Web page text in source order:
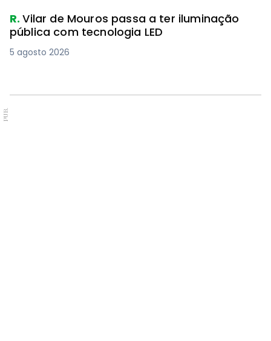
R.Vilar de Mouros passa a ter iluminação
pública com tecnologia LED
5 agosto 2026
PUB.